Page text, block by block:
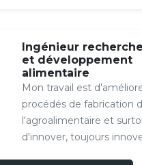
Ingénieur recherche
et développement
alimentaire
Mon travail est
procédés de fabrication
l'agroalimentaire et
d'innover, toujours